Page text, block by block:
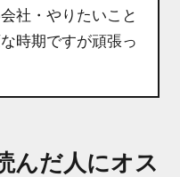
社・やりたいこと
時期ですが頑張っ
んだ人にオス